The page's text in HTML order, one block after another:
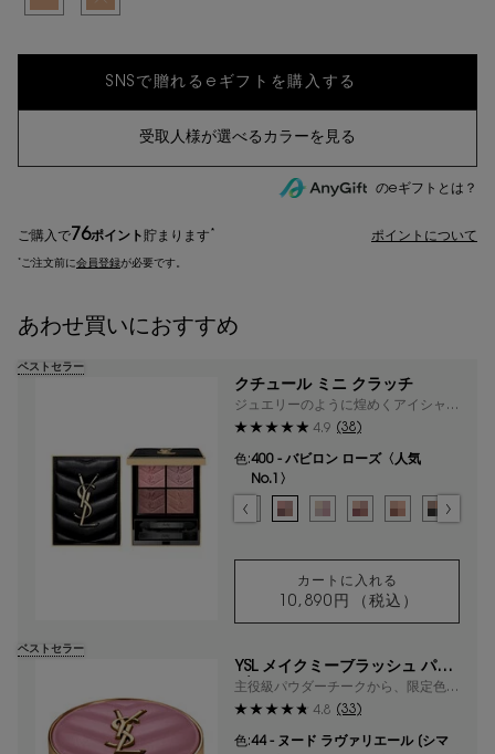
のeギフトとは？
ご購入で76ポイント貯まります * ポイントについて
*ご注文前に会員登録が必要です。
あわせ買いにおすすめ
クチュール ミニ クラッチ
ジュエリーのように煌めくアイシャド
ウから新色・限定色が登場。
ベストセラー
4.9 (38)
色:400 - バビロン ローズ〈人気
No.1〉
選択済み
100 - ストラ ドールズ のカラー クチュール ミニ クラッチ、
選択済み
200 - ギリーズ ドリーム のカラー クチュール ミニ ク
選択済み
300 - カスバ スパイシーズ のカラー クチュール
選択済み
310 - エキゾチック ミラージュ のカラー
選択済み
400 - バビロン ローズ〈人気No.1
選択済み
410 - フォービドゥン ウィ
選択済み
500 - メディナ グロウ
選択済み
600 - スポンティ
選択済み
700 - オー
カートに入れる
10,890円
（税込）
クチュール ミニ
YSL メイクミーブラッシュ パウ
ダー
主役級パウダーチークから、限定色が
登場。
ベストセラー
4.8 (33)
色:44 - ヌード ラヴァリエール [シマ